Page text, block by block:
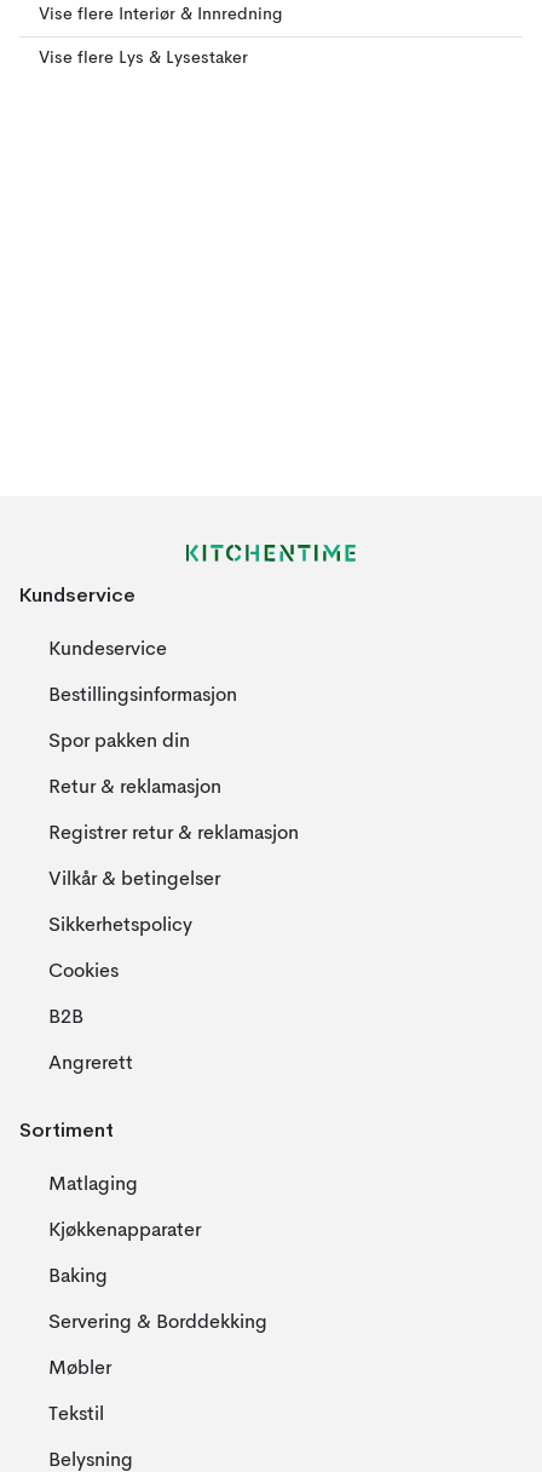
Vise flere Interiør & Innredning
Vise flere Lys & Lysestaker
Kundservice
Kundeservice
Bestillingsinformasjon
Spor pakken din
Retur & reklamasjon
Registrer retur & reklamasjon
Vilkår & betingelser
Sikkerhetspolicy
Cookies
B2B
Angrerett
Sortiment
Matlaging
Kjøkkenapparater
Baking
Servering & Borddekking
Møbler
Tekstil
Belysning